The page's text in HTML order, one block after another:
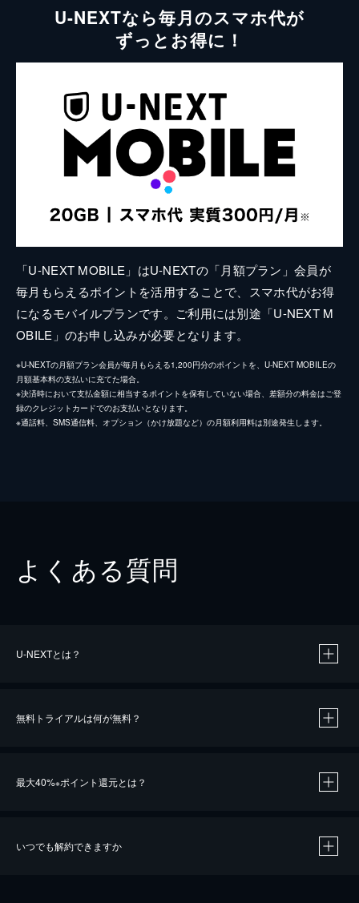
U-NEXTなら毎月のスマホ代が
ずっとお得に！
「U-NEXT MOBILE」はU-NEXTの「月額プラン」会員が
毎月もらえるポイントを活用することで、スマホ代がお得
になるモバイルプランです。ご利用には別途「U-NEXT M
OBILE」のお申し込みが必要となります。
※U-NEXTの月額プラン会員が毎月もらえる1,200円分のポイントを、U-NEXT MOBILEの
月額基本料の支払いに充てた場合。
※決済時において支払金額に相当するポイントを保有していない場合、差額分の料金はご登
録のクレジットカードでのお支払いとなります。
※通話料、SMS通信料、オプション（かけ放題など）の月額利用料は別途発生します。
よくある質問
U-NEXTとは？
無料トライアルは何が無料？
最大40%※ポイント還元とは？
いつでも解約できますか